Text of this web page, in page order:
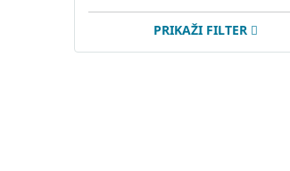
PRIKAŽI FILTER